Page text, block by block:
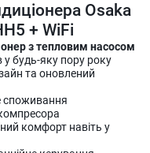
Osaka
+ WiFi
з тепловим насосом
у будь-яку пору року
та оновлений
споживання
комфорт навіть у